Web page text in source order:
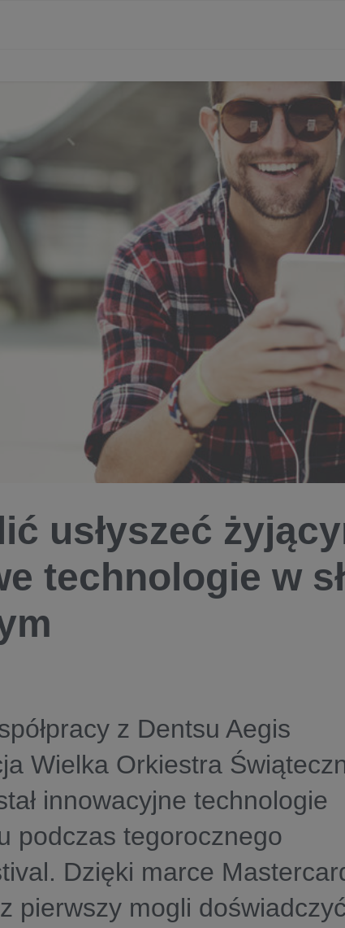
usłyszeć
technologie w
z Dentsu Aegis
Wielka Orkiestra
innowacyjne technologie
podczas tegorocznego
Dzięki marce
pierwszy mogli doświadczyć